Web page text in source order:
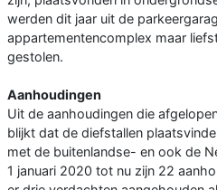
werden dit jaar uit de
appartementencomplex maar
gestolen.
Aanhoudingen
Uit de aanhoudingen die
blijkt dat de diefstallen
met de buitenlandse- en ook de
1 januari 2020 tot nu zijn 22